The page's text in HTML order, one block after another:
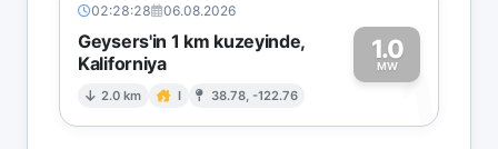
02:28:28 06.08.2026
Geysers'in 1 km kuzeyinde,
Kaliforniya
2.0 km I 38.78, -122.76
1.0
MW1